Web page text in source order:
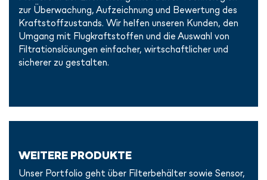
zur Überwachung, Aufzeichnung und Bewertung des
Kraftstoffzustands. Wir helfen unseren Kunden, den
Umgang mit Flugkraftstoffen und die Auswahl von
Filtrationslösungen einfacher, wirtschaftlicher und
sicherer zu gestalten.
WEITERE PRODUKTE
Unser Portfolio geht über Filterbehälter sowie Sensor,